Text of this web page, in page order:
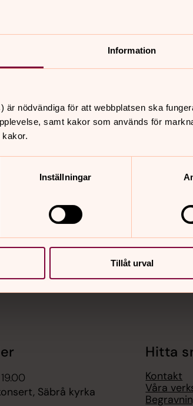
Information
är nödvändiga för att webbplatsen ska
samt kakor som används för
Inställningar
Tillåt urval
Säbrå kyrka
Hitta
Kontakt
Våra